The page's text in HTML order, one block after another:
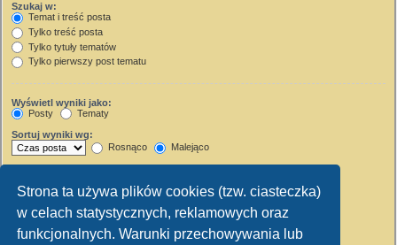
Strona ta używa plików cookies (tzw. ciasteczka)
w celach statystycznych, reklamowych oraz
funkcjonalnych. Warunki przechowywania lub
Szukaj w:
Temat i treść posta
Tylko treść posta
Tylko tytuły tematów
Tylko pierwszy post tematu
Wyświetl wyniki jako:
Posty
Tematy
Sortuj wyniki wg:
Rosnąco
Malejąco
Wyświetl pierwsze:
Ustaw 0, aby wyświetlić cały post.
znaków w poście